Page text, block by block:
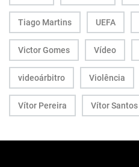
Tiago Martins UEFA
Victor Gomes Vídeo
videoárbitro Violência
Vítor Pereira Vítor Santos